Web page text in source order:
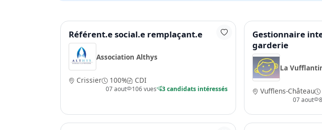
Référent.e social.e remplaçant.e
Association Althys
Crissier 100% CDI
07 aout 106 vues 3 candidats intéressés
Gestionnaire
garderie
La
Vufflens-Château
07 aout